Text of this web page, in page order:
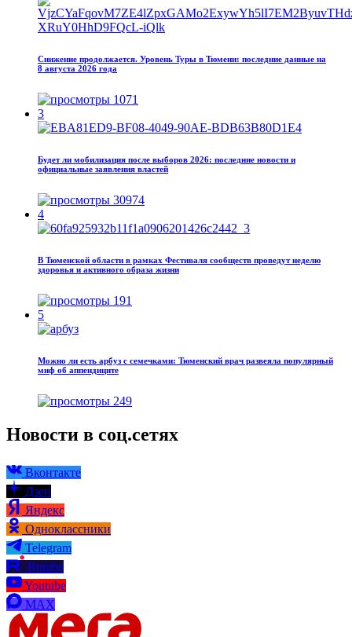
Снижение продолжается. Уровень Туры в Тюмени: последние данные на
8 августа 2026 года
1071
3
Будет ли мобилизация после выборов 2026: последние новости и
официальные заявления властей
30974
4
В Тюменской области в рамках Фестиваля сообществ проведут неделю
здоровья и активного образа жизни
191
5
Можно ли есть арбуз с семечками: Тюменский врач развеяла популярный
миф об аппендиците
249
Новости в соц.сетях
Вконтакте
Дзен
Яндекс
Одноклассники
Telegram
Rutube
Youtube
MAX